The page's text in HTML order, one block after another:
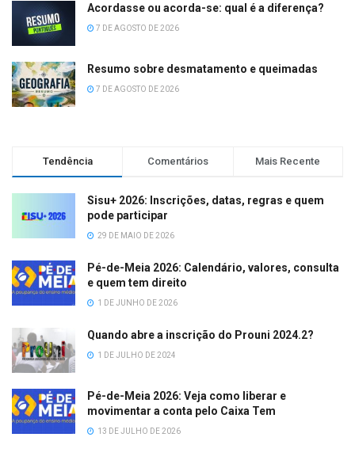
Acordasse ou acorda-se: qual é a diferença?
7 DE AGOSTO DE 2026
Resumo sobre desmatamento e queimadas
7 DE AGOSTO DE 2026
Tendência Comentários Mais Recente
Sisu+ 2026: Inscrições, datas, regras e quem
pode participar
29 DE MAIO DE 2026
Pé-de-Meia 2026: Calendário, valores, consulta
e quem tem direito
1 DE JUNHO DE 2026
Quando abre a inscrição do Prouni 2024.2?
1 DE JULHO DE 2024
Pé-de-Meia 2026: Veja como liberar e
movimentar a conta pelo Caixa Tem
13 DE JULHO DE 2026